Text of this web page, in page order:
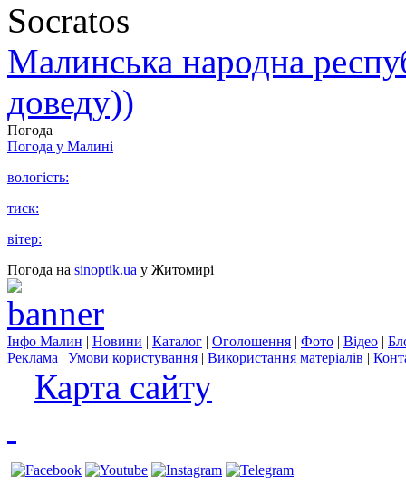
Socratos
Малинська народна
доведу))
Погода
Погода у Малині
вологість:
тиск:
вітер:
Погода на sinoptik.ua у Житомирі
Інфо Малин | Новини | Каталог | Оголошення | Фото | Відео |
Реклама | Умови користування | Використання матеріалів |
Карта сайту